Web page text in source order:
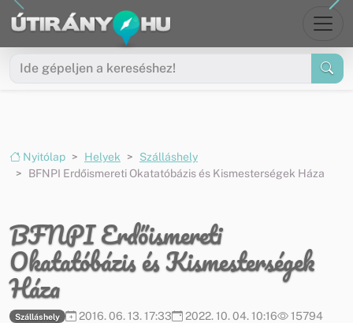
Ugrás a menüre
Ugrás a tartalomra
Nyitólap Helyek
Szálláshely
BFNPI Erdőismereti Okatatóbázis és Kismesterségek Háza
BFNPI Erdőismereti
Okatatóbázis és Kismesterségek
Háza
Szálláshely 2016. 06. 13. 17:33 2022. 10. 04. 10:16 15794